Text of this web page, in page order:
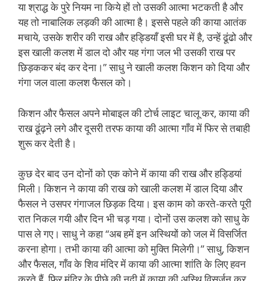
या श्राद्ध के पुरे नियम ना किये हों तो उसकी आत्मा भटकती है और
यह तो नाबालिक लड़की की आत्मा है। इससे पहले की काया आतंक
मचाये, उसके शरीर की राख और हड्डियाँ इसी घर में है, उन्हें ढूंढो और
इस खाली कलश में डाल दो और यह गंगा जल भी उसकी राख पर
छिड़ककर बंद कर देना।” साधु ने खाली कलश किशन को दिया और
गंगा जल वाला कलश फैसल को।
किशन और फैसल अपने मोबाइल की टोर्च लाइट चालू कर, काया की
राख ढूंढ़ने लगे और दूसरी तरफ काया की आत्मा गाँव में फिर से तबाही
शुरू कर देती है।
कुछ देर बाद उन दोनों को एक कोने में काया की राख और हड्डियां
मिली। किशन ने काया की राख को खाली कलश में डाल दिया और
फैसल ने उसपर गंगाजल छिड़क दिया। इस काम को करते-करते पूरी
रात निकल गयी और दिन भी चड़ गया। दोनों उस कलश को साधु के
पास ले गए। साधु ने कहा “अब हमें इन अस्थियों को जल में विसर्जित
करना होगा। तभी काया की आत्मा को मुक्ति मिलेगी।” साधु, किशन
और फैसल, गाँव के शिव मंदिर में काया की आत्मा शांति के लिए हवन